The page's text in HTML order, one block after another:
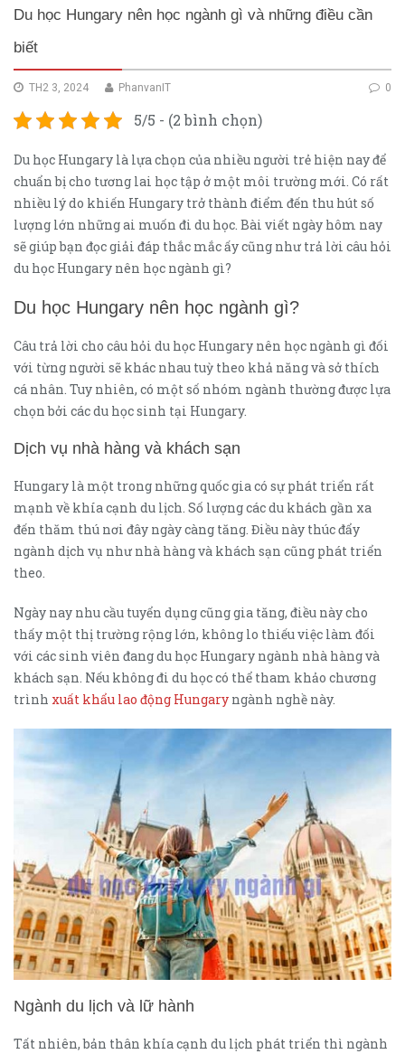
Du học Hungary nên học ngành gì và những điều cần
biết
TH2 3, 2024 0
PhanvanIT
5/5 - (2 bình chọn)
Du học Hungary là lựa chọn của nhiều người trẻ hiện nay để
chuẩn bị cho tương lai học tập ở một môi trường mới. Có rất
nhiều lý do khiến Hungary trở thành điểm đến thu hút số
lượng lớn những ai muốn đi du học. Bài viết ngày hôm nay
sẽ giúp bạn đọc giải đáp thắc mắc ấy cũng như trả lời câu hỏi
du học Hungary nên học ngành gì?
Du học Hungary nên học ngành gì?
Câu trả lời cho câu hỏi du học Hungary nên học ngành gì đối
với từng người sẽ khác nhau tuỳ theo khả năng và sở thích
cá nhân. Tuy nhiên, có một số nhóm ngành thường được lựa
chọn bởi các du học sinh tại Hungary.
Dịch vụ nhà hàng và khách sạn
Hungary là một trong những quốc gia có sự phát triển rất
mạnh về khía cạnh du lịch. Số lượng các du khách gần xa
đến thăm thú nơi đây ngày càng tăng. Điều này thúc đẩy
ngành dịch vụ như nhà hàng và khách sạn cũng phát triển
theo.
Ngày nay nhu cầu tuyển dụng cũng gia tăng, điều này cho
thấy một thị trường rộng lớn, không lo thiếu việc làm đối
với các sinh viên đang du học Hungary ngành nhà hàng và
khách sạn. Nếu không đi du học có thể tham khảo chương
trình xuất khẩu lao động Hungary ngành nghề này.
Ngành du lịch và lữ hành
Tất nhiên, bản thân khía cạnh du lịch phát triển thì ngành